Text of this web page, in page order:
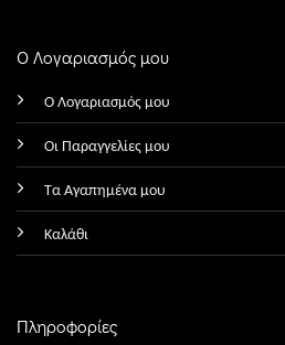
Ο Λογαριασμός μου
Ο Λογαριασμός μου
Οι Παραγγελίες μου
Τα Αγαπημένα μου
Καλάθι
Πληροφορίες